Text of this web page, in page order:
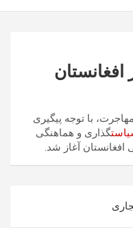
افغانستان
با توجه پیگیری
گذاری و هماهنگی
آغاز شد.